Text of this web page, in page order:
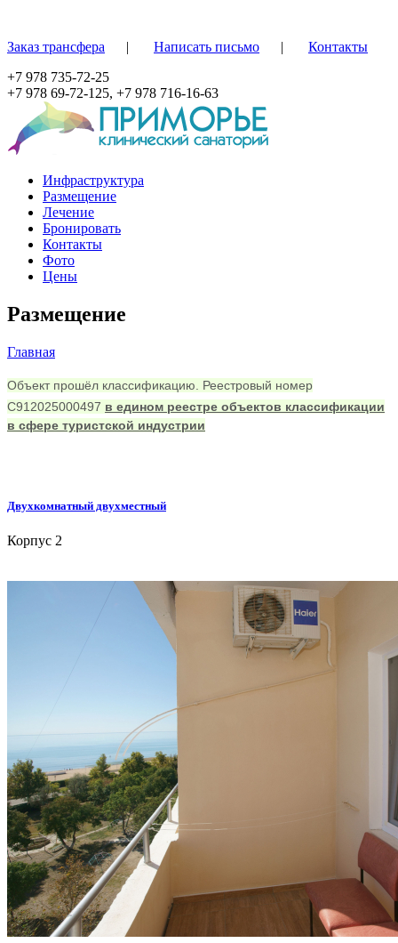
Заказ трансфера | Написать письмо |
Контакты
+7 978 735-72-25
+7 978 69-72-125, +7 978 716-16-63
Инфраструктура
Размещение
Лечение
Бронировать
Контакты
Фото
Цены
Размещение
Вы здесь
Главная
Объект прошёл классификацию. Реестровый номер
С912025000497 в едином реестре объектов классификации
в сфере туристской индустрии
Двухкомнатный двухместный
Корпус 2